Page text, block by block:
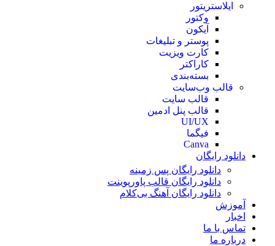
ایلاستریتور
وکتور
آیکون
پوستر و تبلیغات
کارت ویزیت
کاراکتر
بسته‌بندی
قالب وب‌سایت
قالب‌ سایت
قالب پنل ادمین
UI/UX
فیگما
Canva
دانلود رایگان
دانلود رایگان پس زمینه
دانلود رایگان قالب‌ پاورپوینت
دانلود رایگان آهنگ بی‌کلام
آموزش
اخبار
تماس با ما
درباره ما